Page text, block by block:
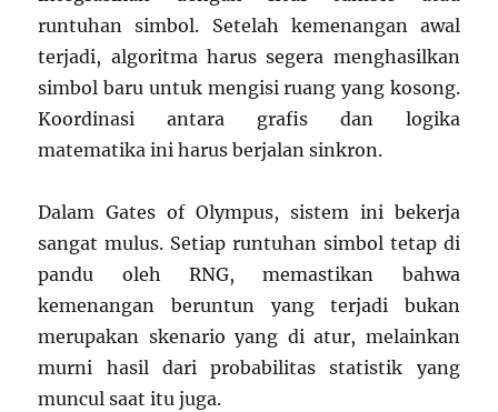
runtuhan simbol. Setelah kemenangan awal
terjadi, algoritma harus segera menghasilkan
simbol baru untuk mengisi ruang yang kosong.
Koordinasi antara grafis dan logika
matematika ini harus berjalan sinkron.
Dalam Gates of Olympus, sistem ini bekerja
sangat mulus. Setiap runtuhan simbol tetap di
pandu oleh RNG, memastikan bahwa
kemenangan beruntun yang terjadi bukan
merupakan skenario yang di atur, melainkan
murni hasil dari probabilitas statistik yang
muncul saat itu juga.